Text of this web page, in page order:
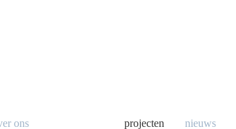
ons projecten nieuws